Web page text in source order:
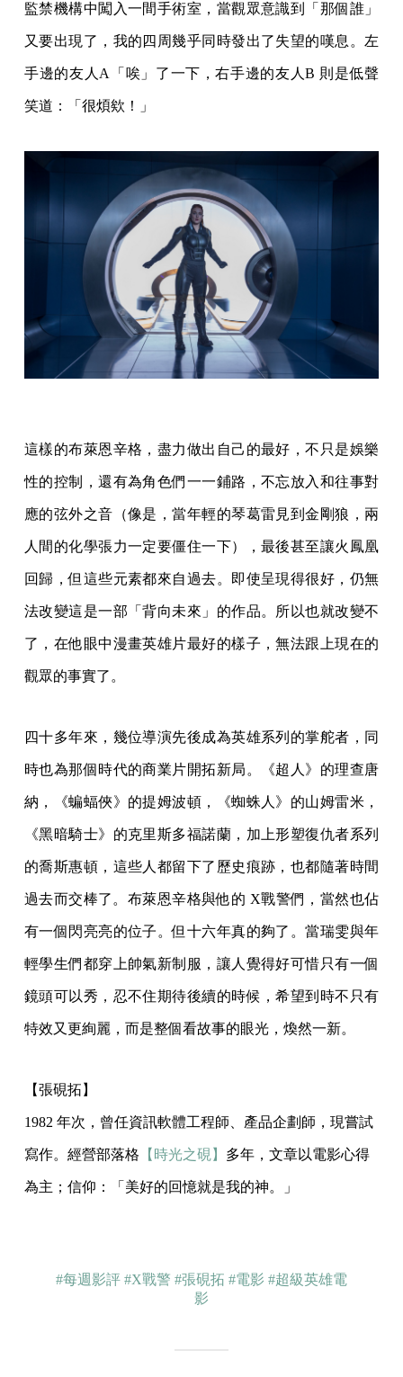
監禁機構中闖入一間手術室，當觀眾意識到「那個誰」
又要出現了，我的四周幾乎同時發出了失望的嘆息。左
手邊的友人A「唉」了一下，右手邊的友人B 則是低聲
笑道：「很煩欸！」
這樣的布萊恩辛格，盡力做出自己的最好，不只是娛樂
性的控制，還有為角色們一一鋪路，不忘放入和往事對
應的弦外之音（像是，當年輕的琴葛雷見到金剛狼，兩
人間的化學張力一定要僵住一下），最後甚至讓火鳳凰
回歸，但這些元素都來自過去。即使呈現得很好，仍無
法改變這是一部「背向未來」的作品。所以也就改變不
了，在他眼中漫畫英雄片最好的樣子，無法跟上現在的
觀眾的事實了。
四十多年來，幾位導演先後成為英雄系列的掌舵者，同
時也為那個時代的商業片開拓新局。《超人》的理查唐
納，《蝙蝠俠》的提姆波頓，《蜘蛛人》的山姆雷米，
《黑暗騎士》的克里斯多福諾蘭，加上形塑復仇者系列
的喬斯惠頓，這些人都留下了歷史痕跡，也都隨著時間
過去而交棒了。布萊恩辛格與他的 X戰警們，當然也佔
有一個閃亮亮的位子。但十六年真的夠了。當瑞雯與年
輕學生們都穿上帥氣新制服，讓人覺得好可惜只有一個
鏡頭可以秀，忍不住期待後續的時候，希望到時不只有
特效又更絢麗，而是整個看故事的眼光，煥然一新。
【張硯拓】
1982 年次，曾任資訊軟體工程師、產品企劃師，現嘗試
寫作。經營部落格 【時光之硯】 多年，文章以電影心得
為主；信仰：「美好的回憶就是我的神。」
#每週影評 #X戰警 #張硯拓 #電影 #超級英雄電
影